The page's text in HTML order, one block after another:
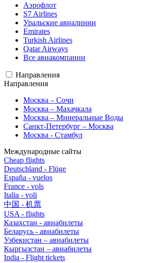
Аэрофлот
S7 Airlines
Уральские авиалинии
Emirates
Turkish Airlines
Qatar Airways
Все авиакомпании
Направления
Направления
Москва – Сочи
Москва – Махачкала
Москва – Минеральные Воды
Санкт-Петербург – Москва
Москва - Стамбул
Международные сайты
Cheap flights
Deutschland - Flüge
España - vuelos
France - vols
Italia - voli
中国 - 机票
USA - flights
Казахстан - авиабилеты
Беларусь - авиабилеты
Узбекистан – авиабилеты
Кыргызстан – авиабилеты
India - Flight tickets